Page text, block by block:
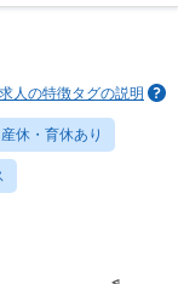
求人の特徴タグの説明
産休・育休あり